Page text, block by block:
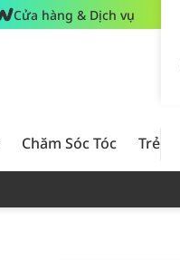
Cửa hàng & Dịch vụ
Chăm Sóc Tóc Trẻ Em